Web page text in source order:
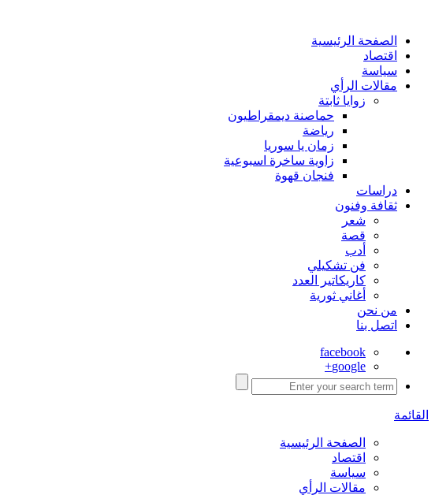
الصفحة الرئيسية
اقتصاد
سياسة
مقالات الرأي
زوايا ثابتة
حماصنة ديمقراطيون
رياضة
زمان يا سوريا
زاوية ساخرة اسبوعية
فنجان قهوة
دراسات
ثقافة وفنون
شعر
قصة
أدب
فن تشكيلي
كاريكاتير العدد
أغاني ثورية
من نحن
اتصل بنا
facebook
google+
القائمة
الصفحة الرئيسية
اقتصاد
سياسة
مقالات الرأي